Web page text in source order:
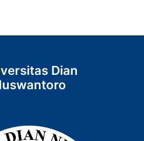
Dian